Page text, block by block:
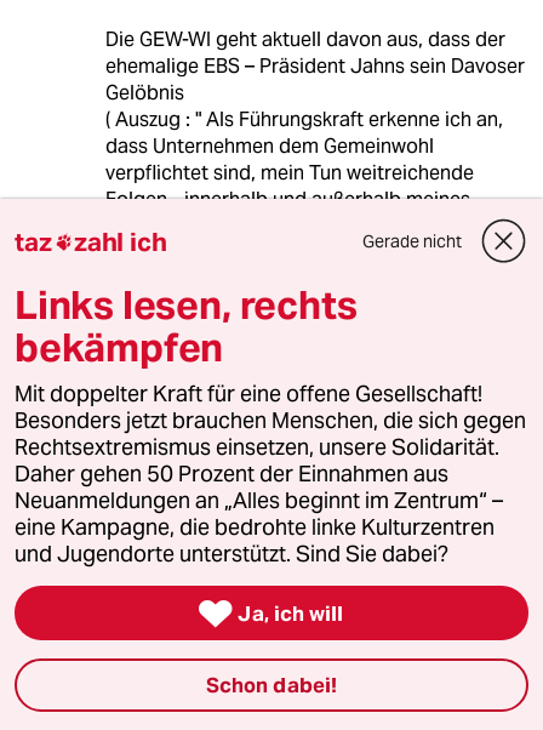
Die GEW-WI geht aktuell davon aus, dass der
ehemalige EBS – Präsident Jahns sein Davoser
Gelöbnis
( Auszug : " Als Führungskraft erkenne ich an,
dass Unternehmen dem Gemeinwohl
verpflichtet sind, mein Tun weitreichende
Folgen - innerhalb und außerhalb meines
Unternehmens, heute und in Zukunft - haben
kann...") lediglich vor dem Hintergrund der
plaziert hat.
Ebenso seine Replik auf die Frage eines
Journalisten bez. der Beantragung weiterer
öffentlicher Mittel für seine 75 Mio. Euro EBS –
Rheingau – Vision: "Ich wäre ein Trottel, wenn
ich dies tun würde, während alle anderen
sparen müssen.“
Wie wir heute nahezu zweifelsfrei wissen,
konnte die Wiesbadener Bevölkerung auf diese
Präsidenten nicht vertrauen. Für uns ergeben
sich daraus folgende weitere Forderungen:
5. Rückzahlung der 3 Mio. Euro für die EBS-
Standortverlagerung nach Wiesbaden
taz zahl ich Gerade nicht
Links lesen, rechts
bekämpfen
Mit doppelter Kraft für eine offene Gesellschaft!
Besonders jetzt brauchen Menschen, die sich gegen
Rechtsextremismus einsetzen, unsere Solidarität.
Daher gehen 50 Prozent der Einnahmen aus
Neuanmeldungen an „Alles beginnt im Zentrum“ –
eine Kampagne, die bedrohte linke Kulturzentren
und Jugendorte unterstützt. Sind Sie dabei?
 Ja, ich will
Schon dabei!